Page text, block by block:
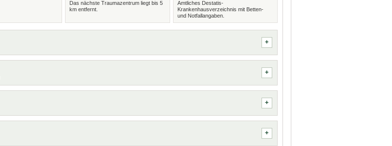
Das nächste Traumazentrum liegt bis 5
km entfernt.
Amtliches Destatis-
Krankenhausverzeichnis mit Betten-
und Notfallangaben.